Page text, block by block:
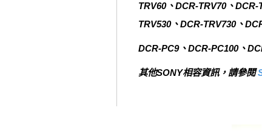
TRV60、DCR-TRV70、
TRV530、DCR-TRV730、
DCR-PC9、DCR-PC100、
其他SONY相容資訊，請參閱